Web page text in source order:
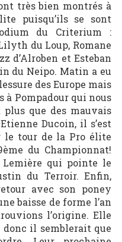
très bien montrés à
puisqu’ils se sont
du Criterium :
du Loup, Romane
d’Alroben et Esteban
du Neipo. Matin a eu
des Europe mais
à Pompadour qui nous
que des mauvais
Ducoin, il s’est
le tour de la Pro élite
du Championnat!
Lemière qui pointe le
du Terroir. Enfin,
avec son poney
baisse de forme l’an
l’origine. Elle
donc il semblerait que